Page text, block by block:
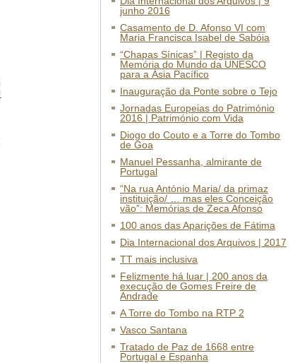
junho 2016
Casamento de D. Afonso VI com
Maria Francisca Isabel de Sabóia
“Chapas Sínicas” | Registo da
Memória do Mundo da UNESCO
para a Ásia Pacífico
Inauguração da Ponte sobre o Tejo
Jornadas Europeias do Património
2016 | Património com Vida
Diogo do Couto e a Torre do Tombo
de Goa
Manuel Pessanha, almirante de
Portugal
“Na rua António Maria/ da primaz
instituição/ … mas eles Conceição
vão”: Memórias de Zeca Afonso
100 anos das Aparições de Fátima
Dia Internacional dos Arquivos | 2017
TT mais inclusiva
Felizmente há luar | 200 anos da
execução de Gomes Freire de
Andrade
A Torre do Tombo na RTP 2
Vasco Santana
Tratado de Paz de 1668 entre
Portugal e Espanha